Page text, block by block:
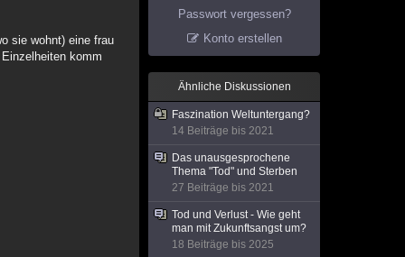
sie wohnt) eine frau
komm
Passwort vergessen?
Konto erstellen
Ähnliche Diskussionen
Faszination Weltuntergang?
14 Beiträge bis 2021
Das unausgesprochene
Thema "Tod" und Sterben
27 Beiträge bis 2021
Tod und Verlust - Wie geht
man mit Zukunftsangst um?
18 Beiträge bis 2025